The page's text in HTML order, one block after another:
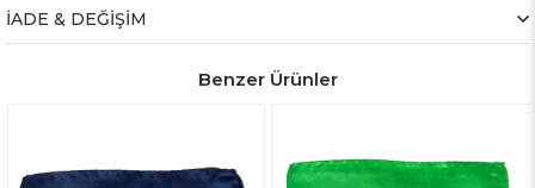
İADE & DEĞİŞİM
Benzer Ürünler